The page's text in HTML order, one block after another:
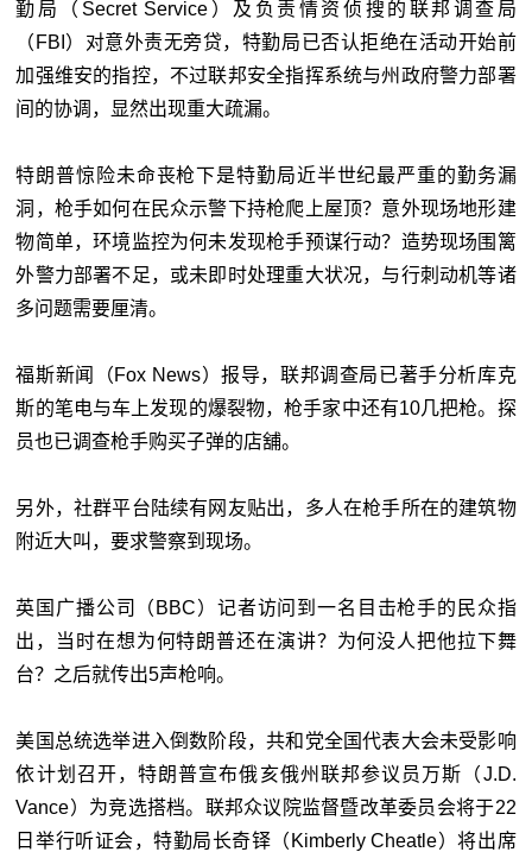
勤局（Secret Service）及负责情资侦搜的联邦调查局
（FBI）对意外责无旁贷，特勤局已否认拒绝在活动开始前
加强维安的指控，不过联邦安全指挥系统与州政府警力部署
间的协调，显然出现重大疏漏。
特朗普惊险未命丧枪下是特勤局近半世纪最严重的勤务漏
洞，枪手如何在民众示警下持枪爬上屋顶？意外现场地形建
物简单，环境监控为何未发现枪手预谋行动？造势现场围篱
外警力部署不足，或未即时处理重大状况，与行刺动机等诸
多问题需要厘清。
福斯新闻（Fox News）报导，联邦调查局已著手分析库克
斯的笔电与车上发现的爆裂物，枪手家中还有10几把枪。探
员也已调查枪手购买子弹的店舖。
另外，社群平台陆续有网友贴出，多人在枪手所在的建筑物
附近大叫，要求警察到现场。
英国广播公司（BBC）记者访问到一名目击枪手的民众指
出，当时在想为何特朗普还在演讲？为何没人把他拉下舞
台？之后就传出5声枪响。
美国总统选举进入倒数阶段，共和党全国代表大会未受影响
依计划召开，特朗普宣布俄亥俄州联邦参议员万斯（J.D.
Vance）为竞选搭档。联邦众议院监督暨改革委员会将于22
日举行听证会，特勤局长奇铎（Kimberly Cheatle）将出席